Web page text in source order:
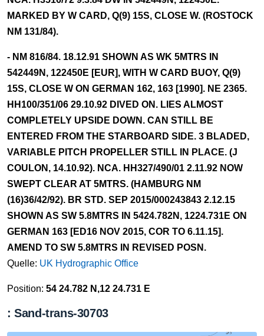
MARKED BY W CARD, Q(9) 15S, CLOSE W. (ROSTOCK
NM 131/84).
- NM 816/84. 18.12.91 SHOWN AS WK 5MTRS IN
542449N, 122450E [EUR], WITH W CARD BUOY, Q(9)
15S, CLOSE W ON GERMAN 162, 163 [1990]. NE 2365.
HH100/351/06 29.10.92 DIVED ON. LIES ALMOST
COMPLETELY UPSIDE DOWN. CAN STILL BE
ENTERED FROM THE STARBOARD SIDE. 3 BLADED,
VARIABLE PITCH PROPELLER STILL IN PLACE. (J
COULON, 14.10.92). NCA. HH327/490/01 2.11.92 NOW
SWEPT CLEAR AT 5MTRS. (HAMBURG NM
(16)36/42/92). BR STD. SEP 2015/000243843 2.12.15
SHOWN AS SW 5.8MTRS IN 5424.782N, 1224.731E ON
GERMAN 163 [ED16 NOV 2015, COR TO 6.11.15].
AMEND TO SW 5.8MTRS IN REVISED POSN.
Quelle: UK Hydrographic Office
Position: 54 24.782 N,12 24.731 E
: Sand-trans-30703